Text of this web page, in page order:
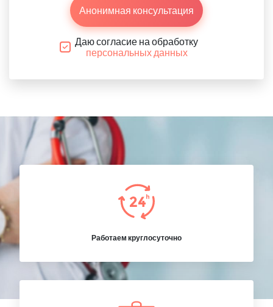
Анонимная консультация
Даю согласие на обработку
персональных данных
Работаем круглосуточно